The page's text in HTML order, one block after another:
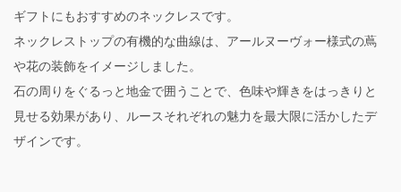
ギフトにもおすすめのネックレスです。
ネックレストップの有機的な曲線は、アールヌーヴォー様式の蔦
や花の装飾をイメージしました。
石の周りをぐるっと地金で囲うことで、色味や輝きをはっきりと
見せる効果があり、ルースそれぞれの魅力を最大限に活かしたデ
ザインです。